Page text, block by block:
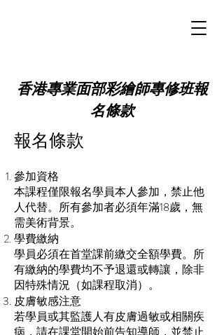
香港專業面部彩繪師專修班報
名條款
報名條款
參加資格
本課程僅限報名學員本人參加，禁止他
人代替。所有參加者必須年滿18歲，無
需美術背景。
學費繳納
學員必須在首堂課前繳交全額學費。所
有繳納的學費均不予退還或轉讓，除非
因特殊情況（如課程取消）。
皮膚敏感注意
若學員或其監護人有皮膚過敏或相關疾